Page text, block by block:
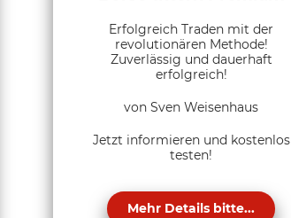
Erfolgreich Traden mit der
revolutionären Methode!
Zuverlässig und dauerhaft
erfolgreich!
von Sven Weisenhaus
Jetzt informieren und kostenlos
testen!
Mehr Details bitte...